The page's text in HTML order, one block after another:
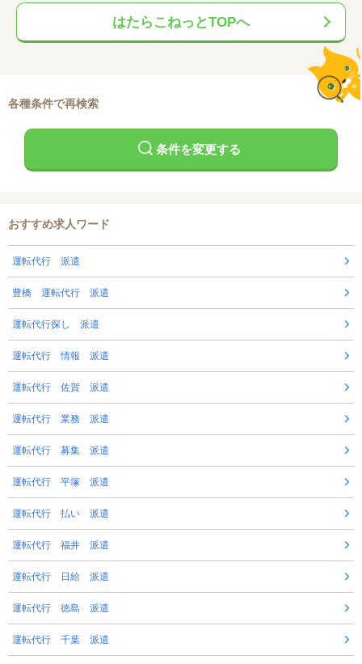
はたらこねっとTOPへ
各種条件で再検索
条件を変更する
おすすめ求人ワード
運転代行 派遣
豊橋 運転代行 派遣
運転代行探し 派遣
運転代行 情報 派遣
運転代行 佐賀 派遣
運転代行 業務 派遣
運転代行 募集 派遣
運転代行 平塚 派遣
運転代行 払い 派遣
運転代行 福井 派遣
運転代行 日給 派遣
運転代行 徳島 派遣
運転代行 千葉 派遣